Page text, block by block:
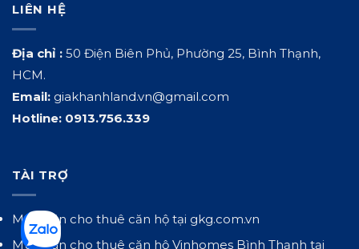
LIÊN HỆ
Địa chỉ : 50 Điện Biên Phủ, Phường 25, Bình Thạnh,
HCM.
Email: giakhanhland.vn@gmail.com
Hotline: 0913.756.339
TÀI TRỢ
Mua bán cho thuê căn hộ tại gkg.com.vn
Mua bán cho thuê căn hộ Vinhomes Bình Thạnh tại